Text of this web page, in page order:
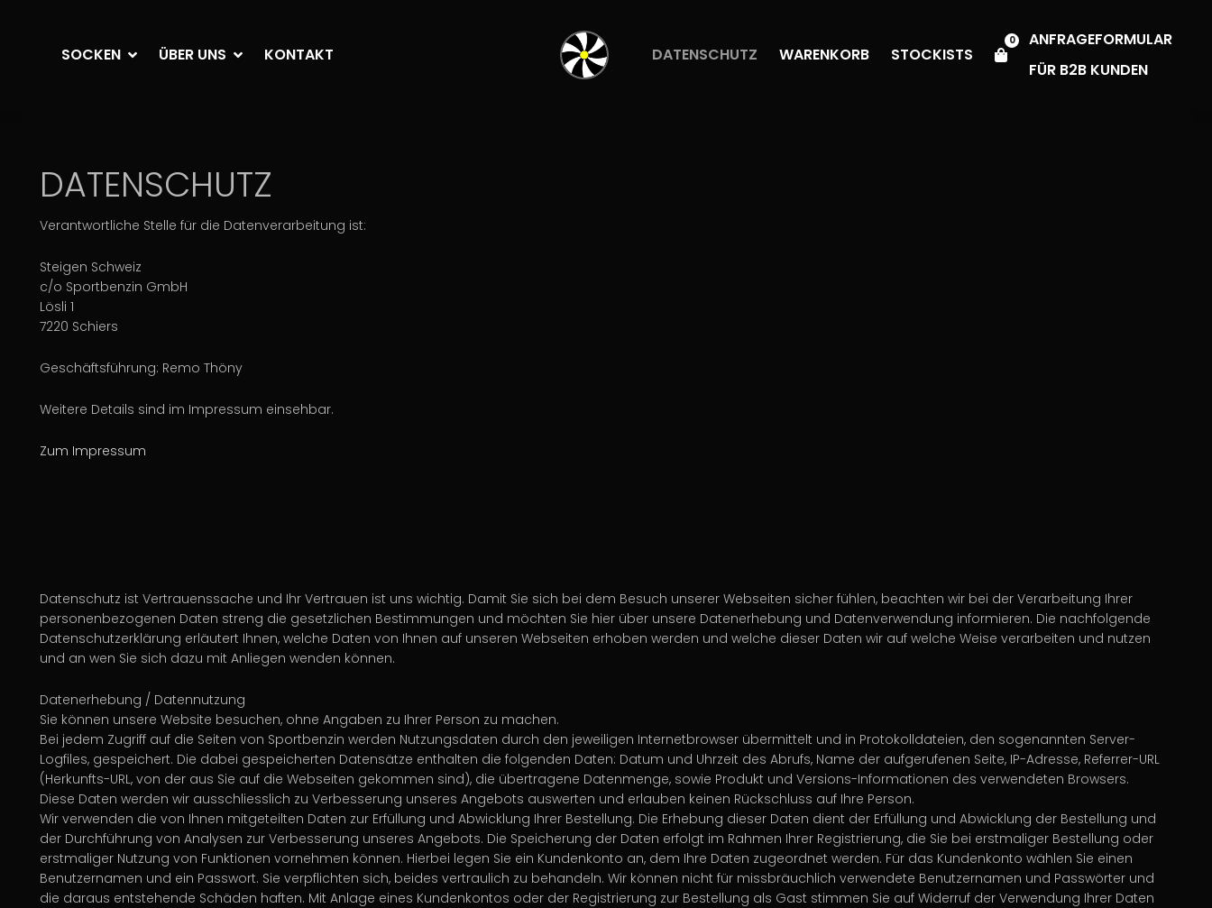
SOCKEN ÜBER UNS KONTAKT DATENSCHUTZ WARENKORB STOCKISTS
0
ANFRAGEFORMULAR
FÜR B2B KUNDEN
DATENSCHUTZ
Verantwortliche Stelle für die Datenverarbeitung ist:
Steigen Schweiz
c/o Sportbenzin GmbH
Lösli 1
7220 Schiers
Geschäftsführung: Remo Thöny
Weitere Details sind im Impressum einsehbar.
Zum Impressum
Datenschutz ist Vertrauenssache und Ihr Vertrauen ist uns wichtig. Damit Sie sich bei dem Besuch unserer Webseiten sicher fühlen, beachten wir bei der Verarbeitung Ihrer
personenbezogenen Daten streng die gesetzlichen Bestimmungen und möchten Sie hier über unsere Datenerhebung und Datenverwendung informieren. Die nachfolgende
Datenschutzerklärung erläutert Ihnen, welche Daten von Ihnen auf unseren Webseiten erhoben werden und welche dieser Daten wir auf welche Weise verarbeiten und nutzen
und an wen Sie sich dazu mit Anliegen wenden können.
Datenerhebung / Datennutzung
Sie können unsere Website besuchen, ohne Angaben zu Ihrer Person zu machen.
Bei jedem Zugriff auf die Seiten von Sportbenzin werden Nutzungsdaten durch den jeweiligen Internetbrowser übermittelt und in Protokolldateien, den sogenannten Server-
Logfiles, gespeichert. Die dabei gespeicherten Datensätze enthalten die folgenden Daten: Datum und Uhrzeit des Abrufs, Name der aufgerufenen Seite, IP-Adresse, Referrer-URL
(Herkunfts-URL, von der aus Sie auf die Webseiten gekommen sind), die übertragene Datenmenge, sowie Produkt und Versions-Informationen des verwendeten Browsers.
Diese Daten werden wir ausschliesslich zu Verbesserung unseres Angebots auswerten und erlauben keinen Rückschluss auf Ihre Person.
Wir verwenden die von Ihnen mitgeteilten Daten zur Erfüllung und Abwicklung Ihrer Bestellung. Die Erhebung dieser Daten dient der Erfüllung und Abwicklung der Bestellung und
der Durchführung von Analysen zur Verbesserung unseres Angebots. Die Speicherung der Daten erfolgt im Rahmen Ihrer Registrierung, die Sie bei erstmaliger Bestellung oder
erstmaliger Nutzung von Funktionen vornehmen können. Hierbei legen Sie ein Kundenkonto an, dem Ihre Daten zugeordnet werden. Für das Kundenkonto wählen Sie einen
Benutzernamen und ein Passwort. Sie verpflichten sich, beides vertraulich zu behandeln. Wir können nicht für missbräuchlich verwendete Benutzernamen und Passwörter und
die daraus entstehende Schäden haften. Mit Anlage eines Kundenkontos oder der Registrierung zur Bestellung als Gast stimmen Sie auf Widerruf der Verwendung Ihrer Daten